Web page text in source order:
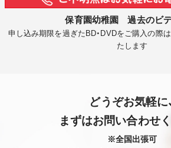
保育園幼稚園 過去のビ
申し込み期限を過ぎたBD・DVDをご購入の際
たします
どうぞお気軽に
まずはお問い合わせ
※全国出張可